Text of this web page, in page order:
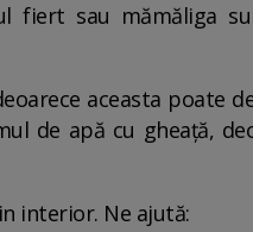
fiert sau mămăliga
aceasta poate
de apă cu gheață,
interior. Ne ajută: